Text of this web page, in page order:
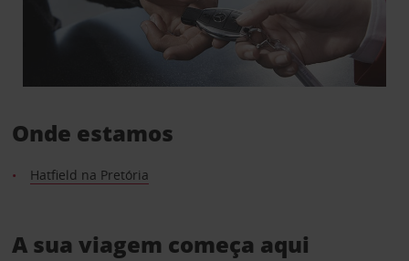
Onde estamos
Hatfield na Pretória
A sua viagem começa aqui